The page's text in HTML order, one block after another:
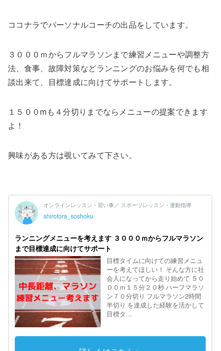
ココナラでパーソナルコーチの出品をしています。
３０００ｍからフルマラソンまで練習メニューや調整方
法、食事、故障対策などランニングのお悩みを何でも相
談出来て、目標達成に向けてサポートします。
１５００mも４分切りまでならメニューの提案できます
よ！
興味がある方は覗いてみて下さい。